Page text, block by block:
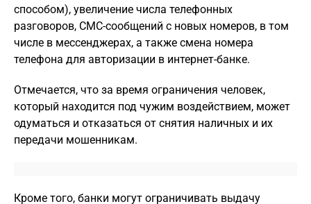
способом), увеличение числа телефонных
разговоров, СМС-сообщений с новых номеров, в том
числе в мессенджерах, а также смена номера
телефона для авторизации в интернет-банке.
Отмечается, что за время ограничения человек,
который находится под чужим воздействием, может
одуматься и отказаться от снятия наличных и их
передачи мошенникам.
Кроме того, банки могут ограничивать выдачу